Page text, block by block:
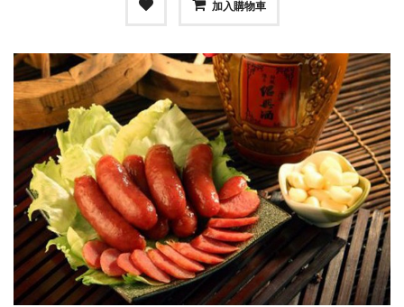
加入購物車